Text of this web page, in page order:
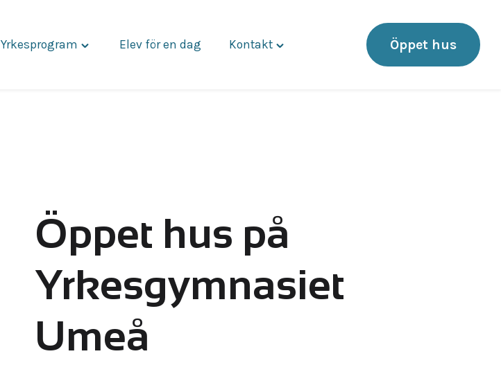
Yrkesprogram Elev för en dag Kontakt Öppet hus
Öppet hus på
Yrkesgymnasiet
Umeå